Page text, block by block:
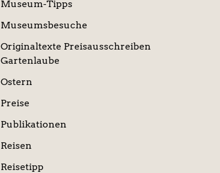
Museum-Tipps
Museumsbesuche
Originaltexte Preisausschreiben
Gartenlaube
Ostern
Preise
Publikationen
Reisen
Reisetipp